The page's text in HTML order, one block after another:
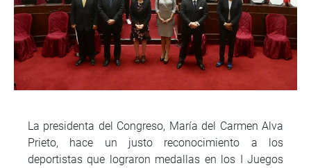
La presidenta del Congreso, María del Carmen Alva
Prieto, hace un justo reconocimiento a los
deportistas que lograron medallas en los I Juegos